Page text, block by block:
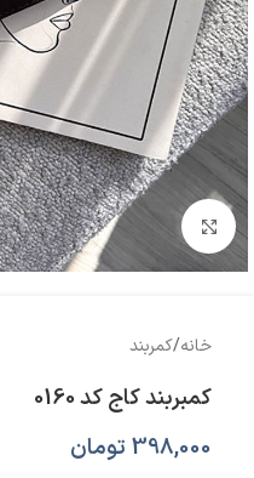
بزرگنمایی تصویر
خانه/کمربند
کمبربند کاج کد 0160
398,000 تومان